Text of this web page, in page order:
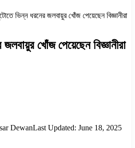
ভিন্ন ধরনের জলবায়ুর খোঁজ পেয়েছেন বিজ্ঞানীরা
খোঁজ পেয়েছেন বিজ্ঞানীরা
DewanLast Updated: June 18, 2025